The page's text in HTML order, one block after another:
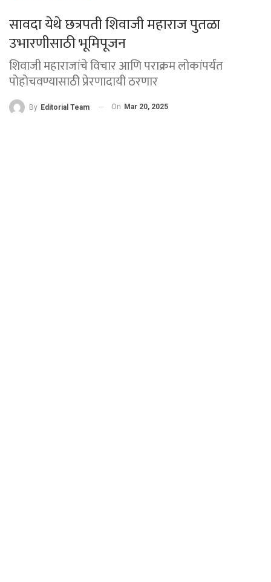
सावदा येथे छत्रपती शिवाजी महाराज पुतळा
उभारणीसाठी भूमिपूजन
शिवाजी महाराजांचे विचार आणि पराक्रम लोकांपर्यंत
पोहोचवण्यासाठी प्रेरणादायी ठरणार
By Editorial Team On Mar 20, 2025